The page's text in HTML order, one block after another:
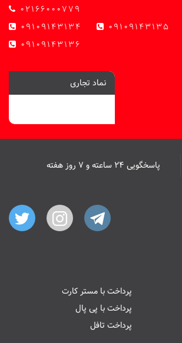
02166000779
09109143134
09109143135
09109143136
نماد تجاری
پاسخگویی ۲۴ ساعته و ۷ روز هفته
پرداخت با مستر کارت
پرداخت با پی پال
پرداخت تافل